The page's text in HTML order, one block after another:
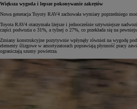
Większa wygoda i lepsze pokonywanie zakrętów
Nowa generacja Toyoty RAV4 zachowała wymiary poprzedniego
Toyota RAV4 otarzymała lżejsze i jednocześnie sztywniejsze
części podwozia o 31%, a tylnej o 27%, co przekłada się na
Zmiany konstrukcyjne pozytywnie wpłynęły również na wygodę
elementy ślizgowe w amortyzatorach poprawiają płynność pracy
ograniczają szumy powietrza.